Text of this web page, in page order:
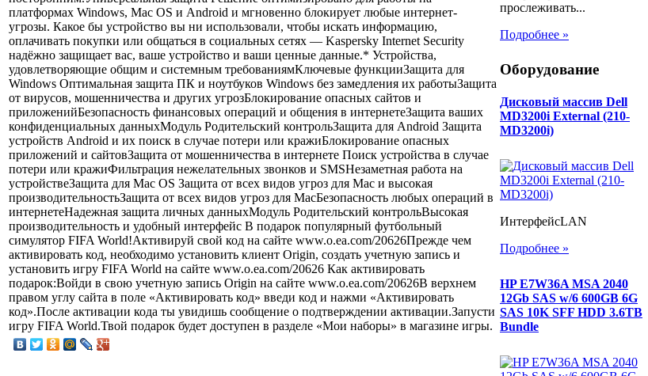
платформах Windows, Mac OS и Android и мгновенно блокирует любые интернет-
угрозы. Какое бы устройство вы ни использовали, чтобы искать информацию,
оплачивать покупки или общаться в социальных сетях — Kaspersky Internet Security
надёжно защищает вас, ваше устройство и ваши ценные данные.* Устройства,
удовлетворяющие общим и системным требованиямКлючевые функцииЗащита для
Windows Оптимальная защита ПК и ноутбуков Windows без замедления их работыЗащита
от вирусов, мошенничества и других угрозБлокирование опасных сайтов и
приложенийБезопасность финансовых операций и общения в интернетеЗащита ваших
конфиденциальных данныхМодуль Родительский контрольЗащита для Android Защита
устройств Android и их поиск в случае потери или кражиБлокирование опасных
приложений и сайтовЗащита от мошенничества в интернете Поиск устройства в случае
потери или кражиФильтрация нежелательных звонков и SMSНезаметная работа на
устройствеЗащита для Mac OS Защита от всех видов угроз для Mac и высокая
производительностьЗащита от всех видов угроз для МасБезопасность любых операций в
интернетеНадежная защита личных данныхМодуль Родительский контрольВысокая
производительность и удобный интерфейс В подарок популярный футбольный
симулятор FIFA World!Активируй свой код на сайте www.o.ea.com/20626Прежде чем
активировать код, необходимо установить клиент Origin, создать учетную запись и
установить игру FIFA World на сайте www.o.ea.com/20626 Как активировать
подарок:Войди в свою учетную запись Origin на сайте www.o.ea.com/20626В верхнем
правом углу сайта в поле «Активировать код» введи код и нажми «Активировать
код».После активации кода ты увидишь сообщение о подтверждении активации.Запусти
игру FIFA World.Твой подарок будет доступен в разделе «Мои наборы» в магазине игры.
прослеживать...
Подробнее »
Оборудование
Дисковый массив Dell
MD3200i External (210-
MD3200i)
ИнтерфейсLAN
Подробнее »
HP E7W36A MSA 2040
12Gb SAS w/6 600GB 6G
SAS 10K SFF HDD 3.6TB
Bundle